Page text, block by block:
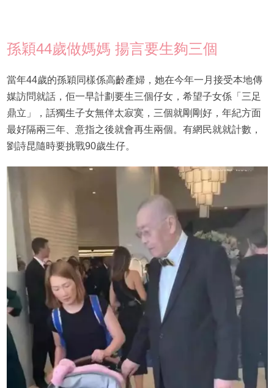
孫穎44歲做媽媽 揚言要生夠三個
當年44歲的孫穎同樣係高齡產婦，她在今年一月接受本地傳
媒訪問就話，佢一早計劃要生三個仔女，希望子女係「三足
鼎立」，話獨生子女無伴太寂寞，三個就剛剛好，年紀方面
最好隔兩三年、意指之後就會再生兩個。有網民就就計數，
劉詩昆隨時要挑戰90歲生仔。